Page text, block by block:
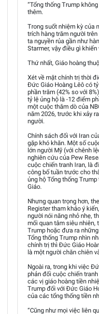
“Tổng thống Trump
thêm.
Trong suốt nhiệm kỳ của
trích hàng trăm người
ta nguyền rủa gần như
Starmer, vậy điều gì
Thứ nhất, Giáo hoàng
Xét về mặt chính trị thời
Đức Giáo Hoàng Lêô có
phần trăm (42% so với
tỷ lệ ủng hộ là -12 điểm
một cuộc thăm dò của
năm 2026, trước khi xảy
người.
Chính sách đối với Iran
gặp khó khăn. Một số
lớn người Mỹ (với chênh
nghiên cứu của Pew
cuộc chiến tranh Iran, là
công bố tuần trước cho
ủng hộ Tổng thống
Giáo.
Nhưng quan trọng hơn,
Register tham khảo ý
người nói năng nhỏ nhẹ,
mối quan tâm siêu nhiên,
Trump hoặc đưa ra
Tổng thống Trump nhìn
chính trị thì Đức Giáo
là một người chăn chiên
Ngoài ra, trong khi việc
phản đối cuộc chiến
các vị giáo hoàng tiền
Trump đối với Đức Giáo
của các tổng thống tiền
“Cũng như mọi việc liên